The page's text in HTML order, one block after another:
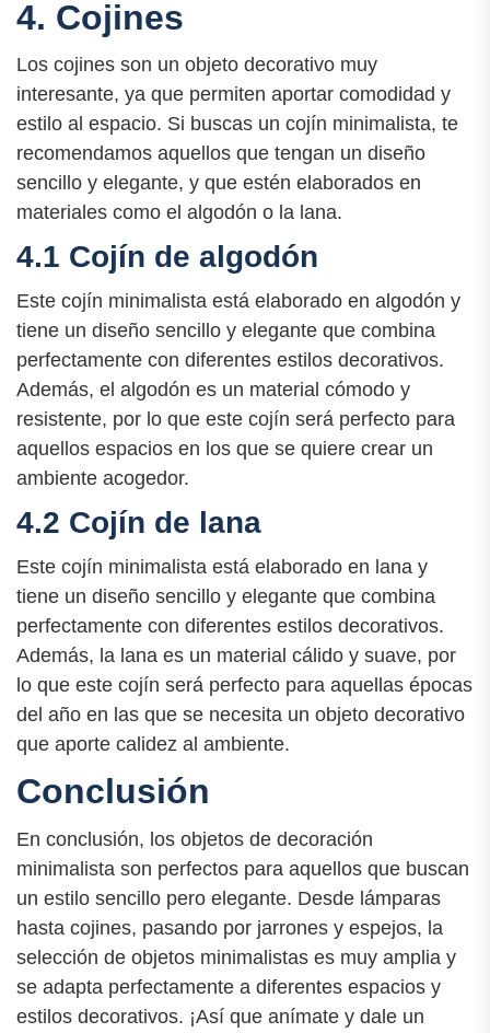
4. Cojines
Los cojines son un objeto decorativo muy
interesante, ya que permiten aportar comodidad y
estilo al espacio. Si buscas un cojín minimalista, te
recomendamos aquellos que tengan un diseño
sencillo y elegante, y que estén elaborados en
materiales como el algodón o la lana.
4.1 Cojín de algodón
Este cojín minimalista está elaborado en algodón y
tiene un diseño sencillo y elegante que combina
perfectamente con diferentes estilos decorativos.
Además, el algodón es un material cómodo y
resistente, por lo que este cojín será perfecto para
aquellos espacios en los que se quiere crear un
ambiente acogedor.
4.2 Cojín de lana
Este cojín minimalista está elaborado en lana y
tiene un diseño sencillo y elegante que combina
perfectamente con diferentes estilos decorativos.
Además, la lana es un material cálido y suave, por
lo que este cojín será perfecto para aquellas épocas
del año en las que se necesita un objeto decorativo
que aporte calidez al ambiente.
Conclusión
En conclusión, los objetos de decoración
minimalista son perfectos para aquellos que buscan
un estilo sencillo pero elegante. Desde lámparas
hasta cojines, pasando por jarrones y espejos, la
selección de objetos minimalistas es muy amplia y
se adapta perfectamente a diferentes espacios y
estilos decorativos. ¡Así que anímate y dale un